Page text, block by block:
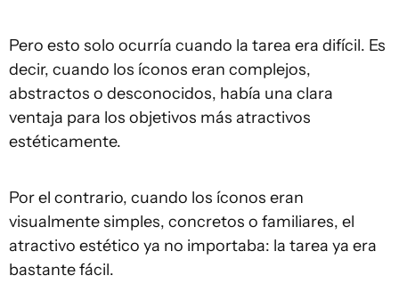
Pero esto solo ocurría cuando la tarea era difícil. Es
decir, cuando los íconos eran complejos,
abstractos o desconocidos, había una clara
ventaja para los objetivos más atractivos
estéticamente.
Por el contrario, cuando los íconos eran
visualmente simples, concretos o familiares, el
atractivo estético ya no importaba: la tarea ya era
bastante fácil.